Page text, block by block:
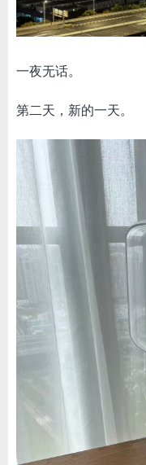
一夜无话。
第二天，新的一天。